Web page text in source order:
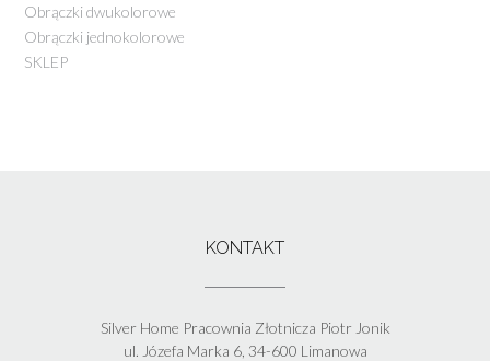
Obrączki dwukolorowe
Obrączki jednokolorowe
SKLEP
KONTAKT
Silver Home Pracownia Złotnicza Piotr Jonik
ul. Józefa Marka 6, 34-600 Limanowa